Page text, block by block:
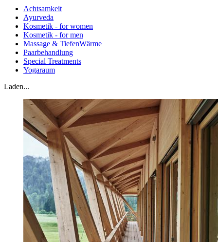
Achtsamkeit
Ayurveda
Kosmetik - for women
Kosmetik - for men
Massage & TiefenWärme
Paarbehandlung
Special Treatments
Yogaraum
Laden...